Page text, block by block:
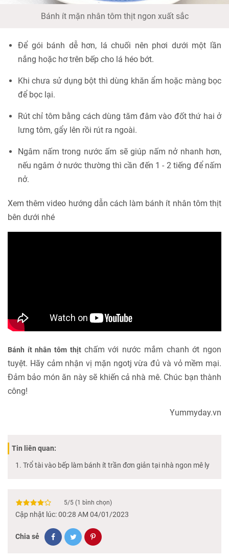
Bánh ít mặn nhân tôm thịt ngon xuất sắc
Để gói bánh dễ hơn, lá chuối nên phơi dưới một lần
nắng hoặc hơ trên bếp cho lá héo bớt.
Khi chưa sử dụng bột thì dùng khăn ẩm hoặc màng bọc
để bọc lại.
Rút chỉ tôm bằng cách dùng tăm đâm vào đốt thứ hai ở
lưng tôm, gẩy lên rồi rút ra ngoài.
Ngâm nấm trong nước ấm sẽ giúp nấm nở nhanh hơn,
nếu ngâm ở nước thường thì cần đến 1 - 2 tiếng để nấm
nở.
Xem thêm video hướng dẫn cách làm bánh ít nhân tôm thịt
bên dưới nhé
Bánh ít nhân tôm thịt chấm với nước mắm chanh ớt ngon
tuyệt. Hãy cảm nhận vị mặn ngotj vừa đủ và vỏ mềm mại.
Đảm bảo món ăn này sẽ khiến cả nhà mê. Chúc bạn thành
công!
Yummyday.vn
Tin liên quan:
Trổ tài vào bếp làm bánh ít trần đơn giản tại nhà ngon mê ly
5/5 (1 bình chọn)
Cập nhật lúc: 00:28 AM 04/01/2023
Chia sẻ